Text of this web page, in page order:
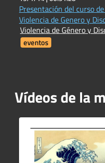
Presentación del curso
Violencia de Genero y
Violencia de Género y
eventos
Vídeos de la